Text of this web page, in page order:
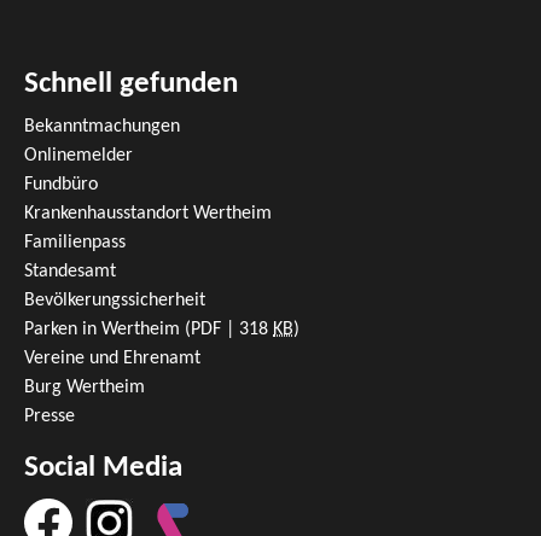
Schnell gefunden
Bekanntmachungen
Onlinemelder
Fundbüro
Krankenhausstandort Wertheim
Familienpass
Standesamt
Bevölkerungssicherheit
Parken in Wertheim (PDF | 318 KB)
Vereine und Ehrenamt
Burg Wertheim
Presse
Social Media